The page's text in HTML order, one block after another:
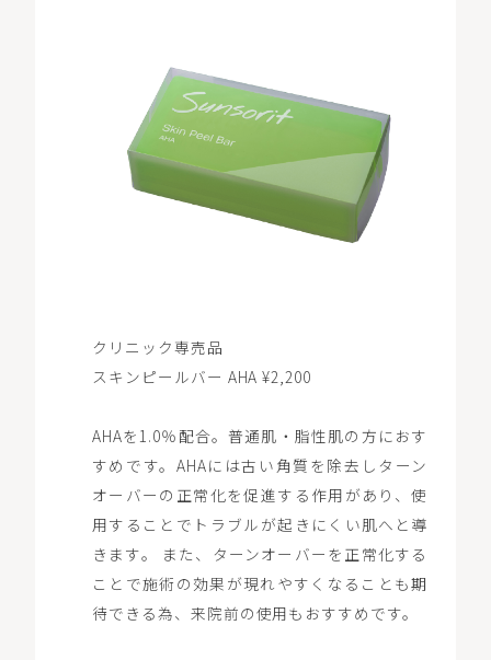
クリニック専売品
スキンピールバー AHA ¥2,200
AHAを1.0％配合。普通肌・脂性肌の方におす
すめです。AHAには古い角質を除去しターン
オーバーの正常化を促進する作用があり、使
用することでトラブルが起きにくい肌へと導
きます。 また、ターンオーバーを正常化する
ことで施術の効果が現れやすくなることも期
待できる為、来院前の使用もおすすめです。